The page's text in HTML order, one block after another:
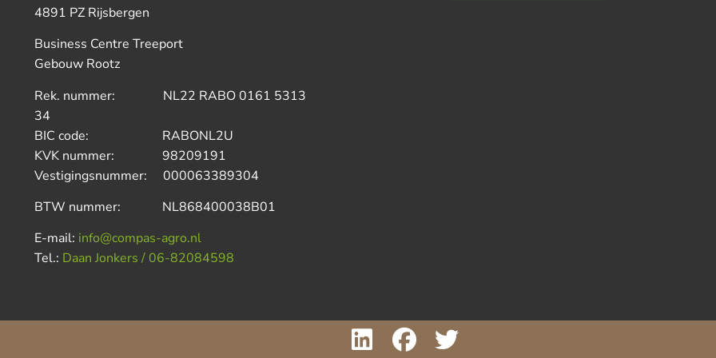
4891 PZ Rijsbergen
Business Centre Treeport
Gebouw Rootz
Rek. nummer: NL22 RABO 0161 5313
34
BIC code: RABONL2U
KVK nummer: 98209191
Vestigingsnummer: 000063389304
BTW nummer: NL868400038B01
E-mail: info@compas-agro.nl
Tel.: Daan Jonkers / 06-82084598